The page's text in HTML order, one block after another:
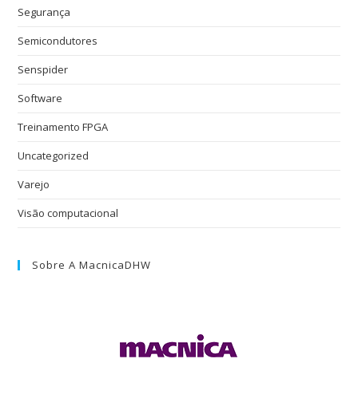
Segurança
Semicondutores
Senspider
Software
Treinamento FPGA
Uncategorized
Varejo
Visão computacional
Sobre A MacnicaDHW